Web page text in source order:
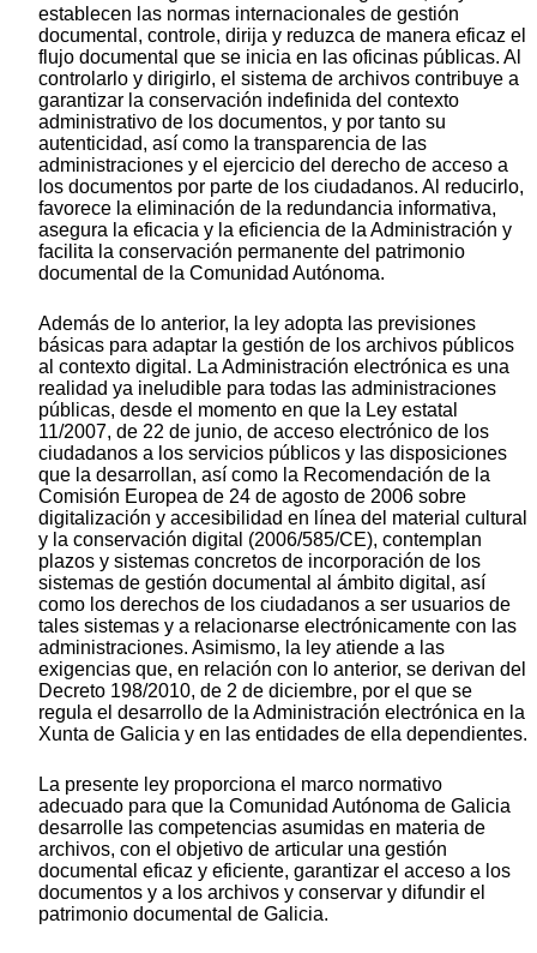
establecen las normas internacionales de gestión
documental, controle, dirija y reduzca de manera eficaz el
flujo documental que se inicia en las oficinas públicas. Al
controlarlo y dirigirlo, el sistema de archivos contribuye a
garantizar la conservación indefinida del contexto
administrativo de los documentos, y por tanto su
autenticidad, así como la transparencia de las
administraciones y el ejercicio del derecho de acceso a
los documentos por parte de los ciudadanos. Al reducirlo,
favorece la eliminación de la redundancia informativa,
asegura la eficacia y la eficiencia de la Administración y
facilita la conservación permanente del patrimonio
documental de la Comunidad Autónoma.
Además de lo anterior, la ley adopta las previsiones
básicas para adaptar la gestión de los archivos públicos
al contexto digital. La Administración electrónica es una
realidad ya ineludible para todas las administraciones
públicas, desde el momento en que la Ley estatal
11/2007, de 22 de junio, de acceso electrónico de los
ciudadanos a los servicios públicos y las disposiciones
que la desarrollan, así como la Recomendación de la
Comisión Europea de 24 de agosto de 2006 sobre
digitalización y accesibilidad en línea del material cultural
y la conservación digital (2006/585/CE), contemplan
plazos y sistemas concretos de incorporación de los
sistemas de gestión documental al ámbito digital, así
como los derechos de los ciudadanos a ser usuarios de
tales sistemas y a relacionarse electrónicamente con las
administraciones. Asimismo, la ley atiende a las
exigencias que, en relación con lo anterior, se derivan del
Decreto 198/2010, de 2 de diciembre, por el que se
regula el desarrollo de la Administración electrónica en la
Xunta de Galicia y en las entidades de ella dependientes.
La presente ley proporciona el marco normativo
adecuado para que la Comunidad Autónoma de Galicia
desarrolle las competencias asumidas en materia de
archivos, con el objetivo de articular una gestión
documental eficaz y eficiente, garantizar el acceso a los
documentos y a los archivos y conservar y difundir el
patrimonio documental de Galicia.